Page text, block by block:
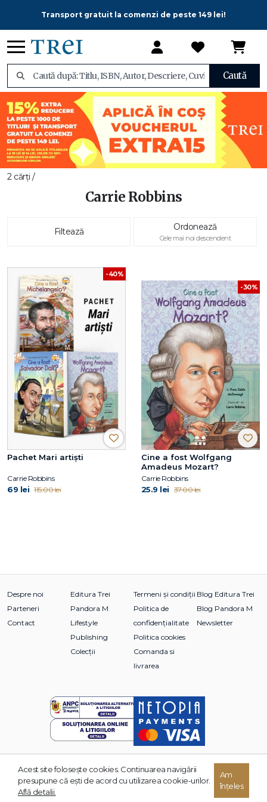
Transport gratuit la comenzi de peste 149 lei!
Caută
2 cărți /
Carrie Robbins
Filtează Ordonează
Cele mai noi descendent
-40%
Pachet Mari artiști
Carrie Robbins
69 lei 115.00 lei
-30%
Cine a fost Wolfgang
Amadeus Mozart?
Carrie Robbins
25.9 lei 37.00 lei
Despre noi
Parteneri
Contact
Editura Trei
Pandora M
Lifestyle
Publishing
Colecții
Termeni și condiții
Politica de
confidențialitate
Politica cookies
Comanda si
livrarea
Blog Editura Trei
Blog Pandora M
Newsletter
© 2026 Grupul Editorial TREI. Toate drepturile rezervate.
Acest site foloseşte cookies. Continuarea navigării
presupune că eşti de acord cu utilizarea cookie-urilor.
Află detalii.
Am
înțeles